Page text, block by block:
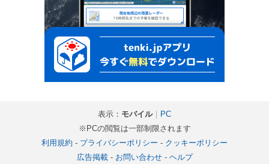
表示： モバイル｜ PC
※PCの閲覧は一部制限されます
利用規約 - プライバシーポリシー - クッキーポリシー
広告掲載- お問い合わせ- ヘルプ